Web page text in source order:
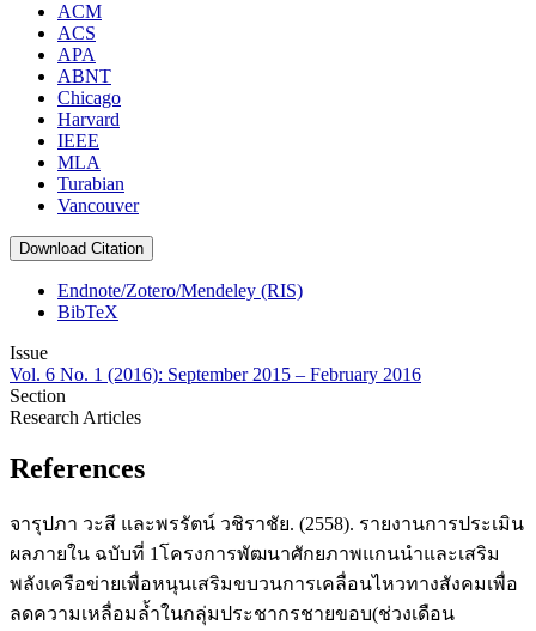
ACM
ACS
APA
ABNT
Chicago
Harvard
IEEE
MLA
Turabian
Vancouver
Download Citation
Endnote/Zotero/Mendeley (RIS)
BibTeX
Issue
Vol. 6 No. 1 (2016): September 2015 – February 2016
Section
Research Articles
References
จารุปภา วะสี และพรรัตน์ วชิราชัย. (2558). รายงานการประเมิน
ผลภายใน ฉบับที่ 1โครงการพัฒนาศักยภาพแกนนำและเสริม
พลังเครือข่ายเพื่อหนุนเสริมขบวนการเคลื่อนไหวทางสังคมเพื่อ
ลดความเหลื่อมล้ำในกลุ่มประชากรชายขอบ(ช่วงเดือน